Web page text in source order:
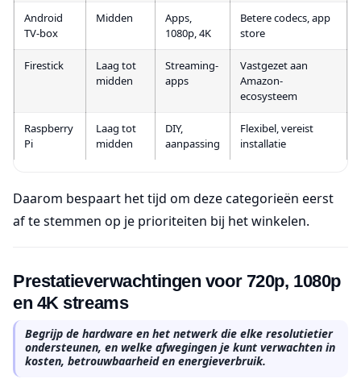
Android
TV-box
Midden
Apps,
1080p, 4K
Betere codecs, app
store
Firestick
Laag tot
midden
Streaming-
apps
Vastgezet aan
Amazon-
ecosysteem
Raspberry
Pi
Laag tot
midden
DIY,
aanpassing
Flexibel, vereist
installatie
Daarom bespaart het tijd om deze categorieën eerst
af te stemmen op je prioriteiten bij het winkelen.
Prestatieverwachtingen voor 720p, 1080p
en 4K streams
Begrijp de hardware en het netwerk die elke resolutietier
ondersteunen, en welke afwegingen je kunt verwachten in
kosten, betrouwbaarheid en energieverbruik.